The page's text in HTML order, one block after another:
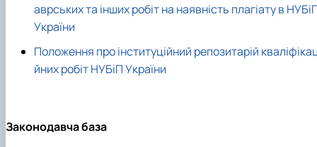
аврських та інших робіт на наявність плагіату в
України
Положення про інституційний репозитарій
йних робіт НУБіП України
Законодавча база